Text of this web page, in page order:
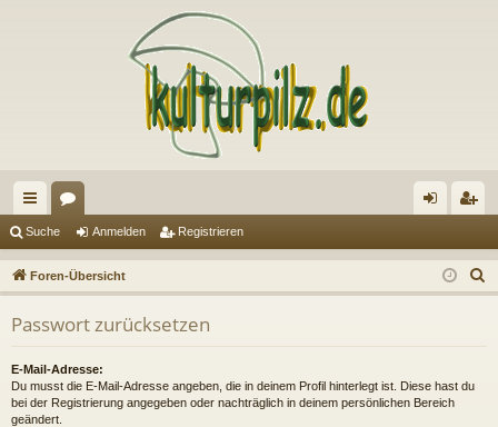
ch
ne
llz
ug
riff
en m
el
ist
rie
Suche Anmelden Registrieren
Foren-Übersicht
u
Passwort zurücksetzen
E-Mail-Adresse:
Du musst die E-Mail-Adresse angeben, die in deinem Profil hinterlegt ist. Diese hast du
bei der Registrierung angegeben oder nachträglich in deinem persönlichen Bereich
geändert.